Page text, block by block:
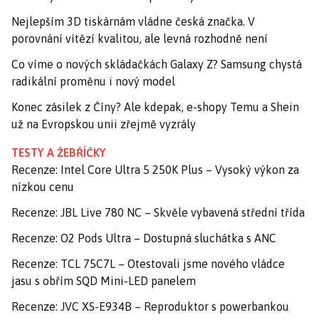
Nejlepším 3D tiskárnám vládne česká značka. V
porovnání vítězí kvalitou, ale levná rozhodně není
Co víme o nových skládačkách Galaxy Z? Samsung chystá
radikální proměnu i nový model
Konec zásilek z Číny? Ale kdepak, e-shopy Temu a Shein
už na Evropskou unii zřejmě vyzrály
TESTY A ŽEBŘÍČKY
Recenze: Intel Core Ultra 5 250K Plus – Vysoký výkon za
nízkou cenu
Recenze: JBL Live 780 NC – Skvěle vybavená střední třída
Recenze: O2 Pods Ultra – Dostupná sluchátka s ANC
Recenze: TCL 75C7L – Otestovali jsme nového vládce
jasu s obřím SQD Mini-LED panelem
Recenze: JVC XS-E934B – Reproduktor s powerbankou